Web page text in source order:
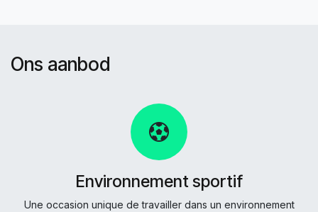
Ons aanbod
Environnement sportif
Une occasion unique de travailler dans un environnement